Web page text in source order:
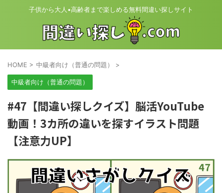
子供から大人•高齢者まで楽しめる無料間違い探しサイト
HOME > 中級者向け（普通の問題） >
中級者向け（普通の問題）
#47【間違い探しクイズ】脳活YouTube
動画！3カ所の違いを探すイラスト問題
【注意力UP】